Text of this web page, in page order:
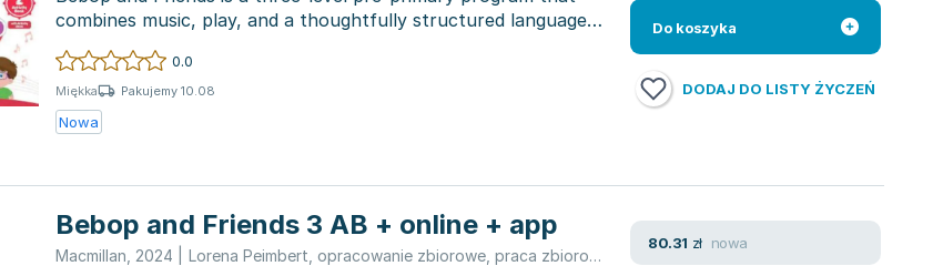
combines music, play, and a thoughtfully structured language
curriculu...
0.0
Miękka Pakujemy 10.08
Nowa
Do koszyka
DODAJ DO LISTY ŻYCZEŃ
Bebop and Friends 3 AB + online + app
Macmillan 2024 Lorena Peimbert opracowanie zbiorowe praca zbiorowa Myriam Monterrubio
80.31 zł nowa